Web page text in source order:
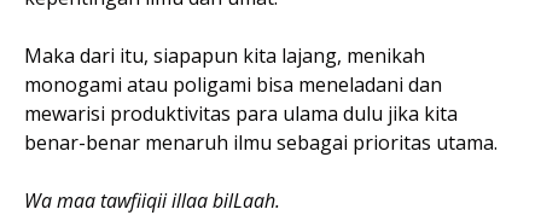
Maka dari itu, siapapun kita lajang, menikah
monogami atau poligami bisa meneladani dan
mewarisi produktivitas para ulama dulu jika kita
benar-benar menaruh ilmu sebagai prioritas utama.
Wa maa tawfiiqii illaa bilLaah.